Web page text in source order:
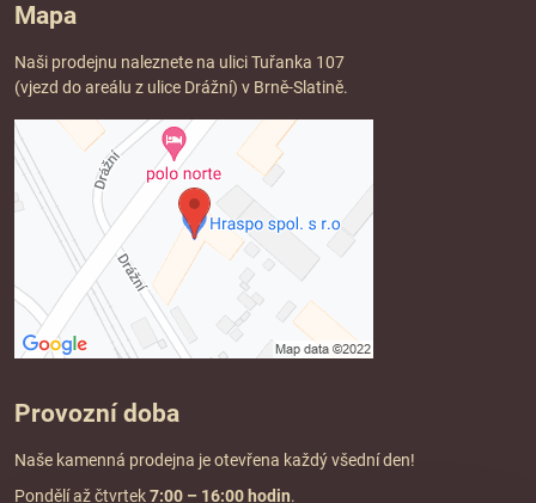
Mapa
Naši prodejnu naleznete na ulici Tuřanka 107
(vjezd do areálu z ulice Drážní) v Brně-Slatině.
Provozní doba
Naše kamenná prodejna je otevřena každý všední den!
Pondělí až čtvrtek7:00 – 16:00 hodin.